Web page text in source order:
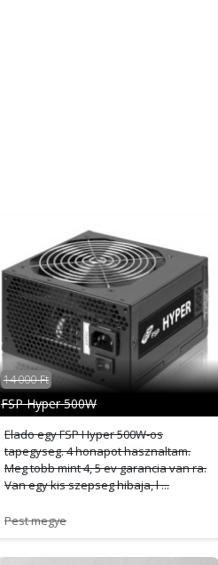
14 000 Ft
FSP Hyper 500W
Elado egy FSP Hyper 500W-os
tapegyseg. 4 honapot hasznaltam.
Meg tobb mint 4, 5 ev garancia van ra.
Van egy kis szepseg hibaja, l ...
Pest megye